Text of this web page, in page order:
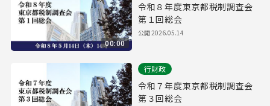
00:00
令和８年度東京都税制調査会
第１回総会
公開2026.05.14
行財政
令和７年度東京都税制調査会
第３回総会